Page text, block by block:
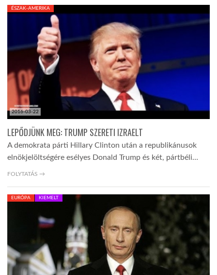
2016-03-22
ÉSZAK-AMERIKA
LEPŐDJÜNK MEG: TRUMP SZERETI IZRAELT
A demokrata párti Hillary Clinton után a republikánusok
elnökjelöltségére esélyes Donald Trump és két, pártbéli…
FOLYTATÁS →
EURÓPA KIEMELT